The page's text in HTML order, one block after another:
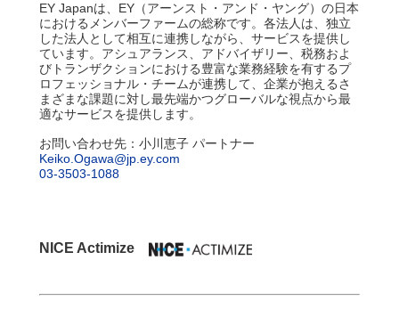
EY Japanは、EY（アーンスト・アンド・ヤング）の日本
におけるメンバーファームの総称です。各法人は、独立
した法人として相互に連携しながら、サービスを提供し
ています。アシュアランス、アドバイザリー、税務およ
びトランザクションにおける豊富な業務経験を有するプ
ロフェッショナル・チームが連携して、企業が抱えるさ
まざまな課題に対し最先端かつグローバルな視点から最
適なサービスを提供します。
お問い合わせ先：小川恵子 パートナー
Keiko.Ogawa@jp.ey.com
03-3503-1088
NICE Actimize